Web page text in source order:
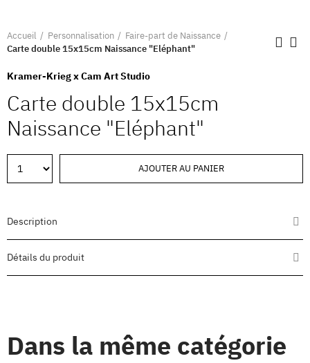
Accueil Personnalisation
Faire-part de Naissance
Carte double 15x15cm Naissance "Eléphant"
Kramer-Krieg x Cam Art Studio
Carte double 15x15cm
Naissance "Eléphant"
AJOUTER AU PANIER
Description
Détails du produit
Dans la même catégorie